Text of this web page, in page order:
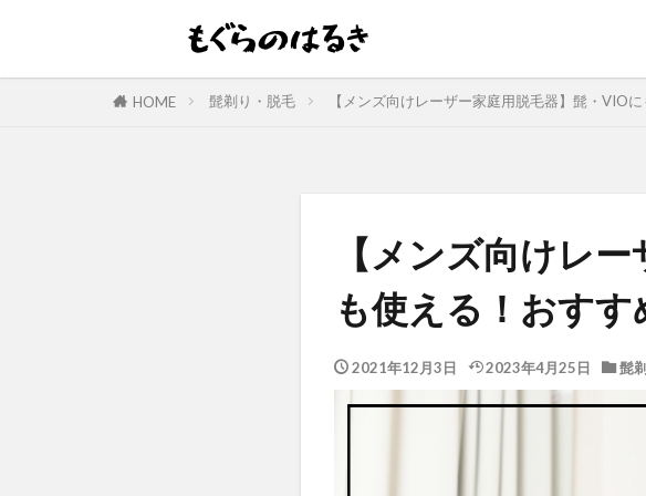
HOME 髭剃り・脱毛 【メンズ向けレーザー家庭用脱毛器】髭・VIO
【メンズ向けレ
も使える！おすす
2021年12月3日 2023年4月25日 髭